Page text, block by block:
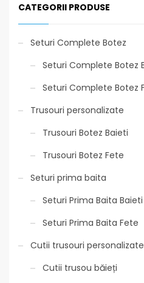
CATEGORII PRODUSE
Seturi Complete Botez
Seturi Complete Botez
Seturi Complete Botez
Trusouri personalizate
Trusouri Botez Baieti
Trusouri Botez Fete
Seturi prima baita
Seturi Prima Baita Baieti
Seturi Prima Baita Fete
Cutii trusouri personalizate
Cutii trusou băieți